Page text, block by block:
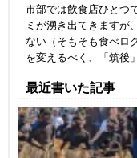
市部では飲食店ひとつ
ミが湧き出てきますが
ない（そもそも食べロ
を変えるべく、「筑後
最近書いた記事